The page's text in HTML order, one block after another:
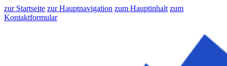
zur Startseite zur Hauptnavigation zum Hauptinhalt zum
Kontaktformular